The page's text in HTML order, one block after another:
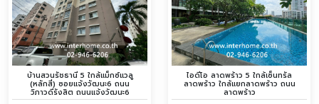
บ้านสวนรัชธานี 5 ใกล้แม็กซ์แวลู
(หลักสี่) ซอยแจ้งวัฒนะ6 ถนน
วิภาวดีรังสิต ถนนแจ้งวัฒนะ6
ไอดีโอ ลาดพร้าว 5 ใกล้เซ็นทรัล
ลาดพร้าว ใกล้แยกลาดพร้าว ถนน
ลาดพร้าว